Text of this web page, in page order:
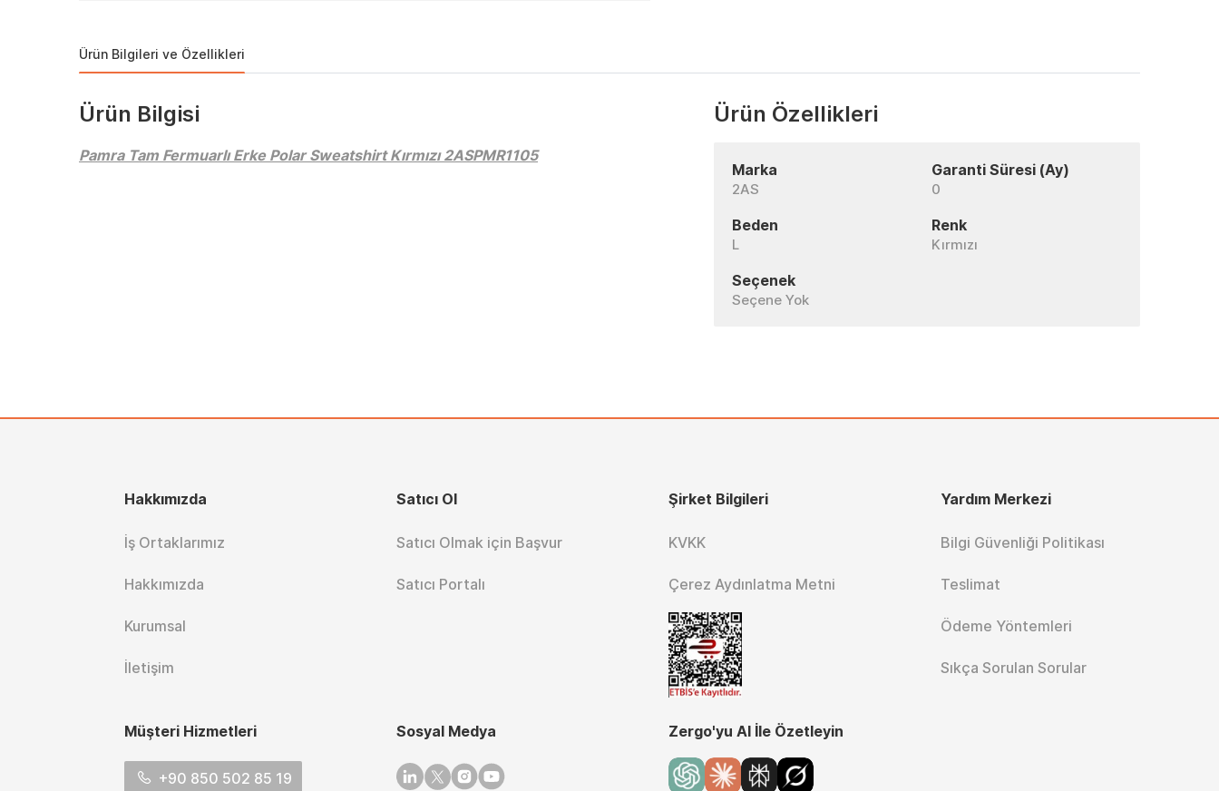
Ürün Bilgileri ve Özellikleri
Ürün Bilgisi
Pamra Tam Fermuarlı Erke Polar Sweatshirt Kırmızı 2ASPMR1105
Ürün Özellikleri
Marka
2AS
Garanti Süresi (Ay)
0
Beden
L
Renk
Kırmızı
Seçenek
Seçene Yok
Hakkımızda
İş Ortaklarımız
Hakkımızda
Kurumsal
İletişim
Satıcı Ol
Satıcı Olmak için Başvur
Satıcı Portalı
Şirket Bilgileri
KVKK
Çerez Aydınlatma Metni
Yardım Merkezi
Bilgi Güvenliği Politikası
Teslimat
Ödeme Yöntemleri
Sıkça Sorulan Sorular
Müşteri Hizmetleri
+90 850 502 85 19
Sosyal Medya
Linkedin
TwitterInstagram
Youtube
Zergo'yu AI İle Özetleyin